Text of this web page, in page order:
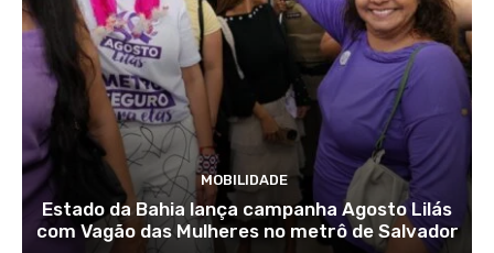
MOBILIDADE
Estado da Bahia lança campanha Agosto Lilás
com Vagão das Mulheres no metrô de Salvador